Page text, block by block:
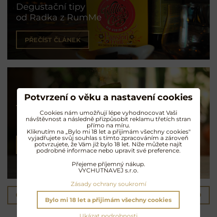
Degustační tipy
od Radka z RumMe
PŘEČÍST ČLÁNEK
Koktejly na rumu
Exotické opojení
NAMÍCHAT KOKTEJL
Potvrzení o věku a nastavení cookies
Cookies nám umožňují lépe vyhodnocovat Vaši
návštěvnost a následně přizpůsobit reklamu třetích stran
přímo na míru.
Kliknutím na „Bylo mi 18 let a přijimám všechny cookies"
vyjadřujete svůj souhlas s tímto zpracováním a zároveň
potvrzujete, že Vám již bylo 18 let. Níže můžete najít
podrobné informace nebo upravit své preference.
Přejeme příjemný nákup.
VYCHUTNAVEJ s.r.o.
Zásady ochrany soukromí
Bylo mi 18 let a přijimám všechny cookies